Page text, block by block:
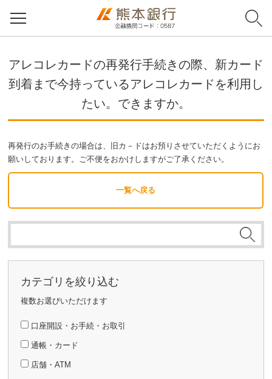
アレコレカードの再発行手続きの際、新カード
到着まで今持っているアレコレカードを利用し
たい。できますか。
再発行のお手続きの場合は、旧カ－ドはお預りさせていただくようにお
願いしております。ご不便をおかけしますがご了承ください。
一覧へ戻る
カテゴリを絞り込む
複数お選びいただけます
口座開設・お手続・お取引
通帳・カード
店舗・ATM